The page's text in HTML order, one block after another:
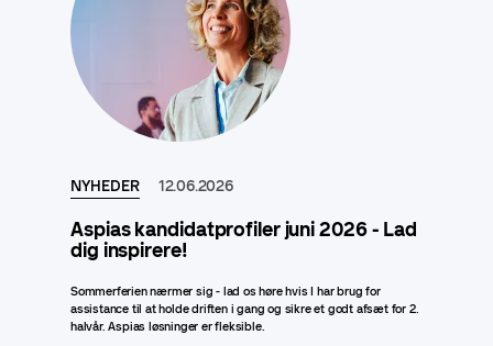
NYHEDER 12.06.2026
Aspias kandidatprofiler juni 2026 - Lad
dig inspirere!
Sommerferien nærmer sig - lad os høre hvis I har brug for
assistance til at holde driften i gang og sikre et godt afsæt for 2.
halvår. Aspias løsninger er fleksible.